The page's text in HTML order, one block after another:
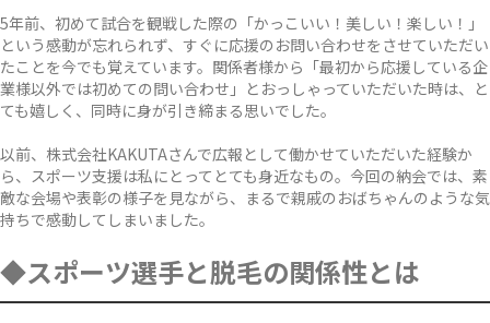
5年前、初めて試合を観戦した際の「かっこいい！美しい！楽しい！」
という感動が忘れられず、すぐに応援のお問い合わせをさせていただい
たことを今でも覚えています。関係者様から「最初から応援している企
業様以外では初めての問い合わせ」とおっしゃっていただいた時は、と
ても嬉しく、同時に身が引き締まる思いでした。
以前、株式会社KAKUTAさんで広報として働かせていただいた経験か
ら、スポーツ支援は私にとってとても身近なもの。今回の納会では、素
敵な会場や表彰の様子を見ながら、まるで親戚のおばちゃんのような気
持ちで感動してしまいました。
◆スポーツ選手と脱毛の関係性とは